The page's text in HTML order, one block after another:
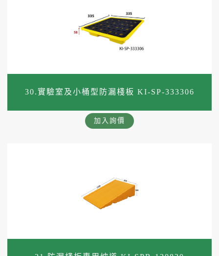
30.實驗室及小桶型防漏棧板 KI-SP-333306
加入詢價